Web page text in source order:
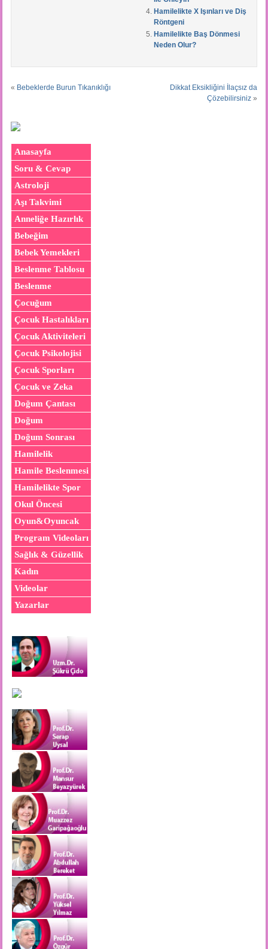
Hamilelikte X Işınları ve Diş
Röntgeni
Hamilelikte Baş Dönmesi
Neden Olur?
« Bebeklerde Burun Tıkanıklığı
Dikkat Eksikliğini İlaçsız da
Çözebilirsiniz »
Anasayfa
Soru & Cevap
Astroloji
Aşı Takvimi
Anneliğe Hazırlık
Bebeğim
Bebek Yemekleri
Beslenme Tablosu
Beslenme
Çocuğum
Çocuk Hastalıkları
Çocuk Aktiviteleri
Çocuk Psikolojisi
Çocuk Sporları
Çocuk ve Zeka
Doğum Çantası
Doğum
Doğum Sonrası
Hamilelik
Hamile Beslenmesi
Hamilelikte Spor
Okul Öncesi
Oyun&Oyuncak
Program Videoları
Sağlık & Güzellik
Kadın
Videolar
Yazarlar